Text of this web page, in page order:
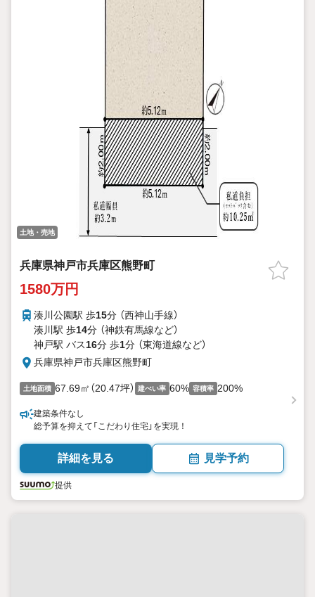
土地・売地
兵庫県神戸市兵庫区熊野町
1580万円
湊川公園駅 歩15分 （西神山手線）
湊川駅 歩14分 （神鉄有馬線など）
神戸駅 バス16分 歩1分 （東海道線など）
兵庫県神戸市兵庫区熊野町
土地面積 67.69㎡（20.47坪） 建ぺい率 60% 容積率 200%
建築条件なし
総予算を抑えて「こだわり住宅」を実現！
詳細を見る 見学予約
提供